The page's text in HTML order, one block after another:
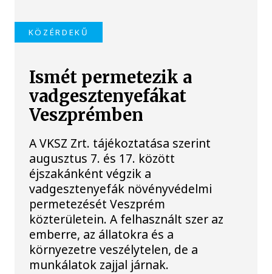
KÖZÉRDEKŰ
Ismét permetezik a
vadgesztenyefákat
Veszprémben
A VKSZ Zrt. tájékoztatása szerint
augusztus 7. és 17. között
éjszakánként végzik a
vadgesztenyefák növényvédelmi
permetezését Veszprém
közterületein. A felhasznált szer az
emberre, az állatokra és a
környezetre veszélytelen, de a
munkálatok zajjal járnak.